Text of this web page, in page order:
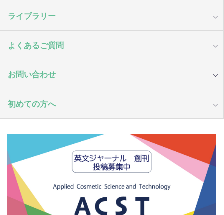
ライブラリー
よくあるご質問
お問い合わせ
初めての方へ